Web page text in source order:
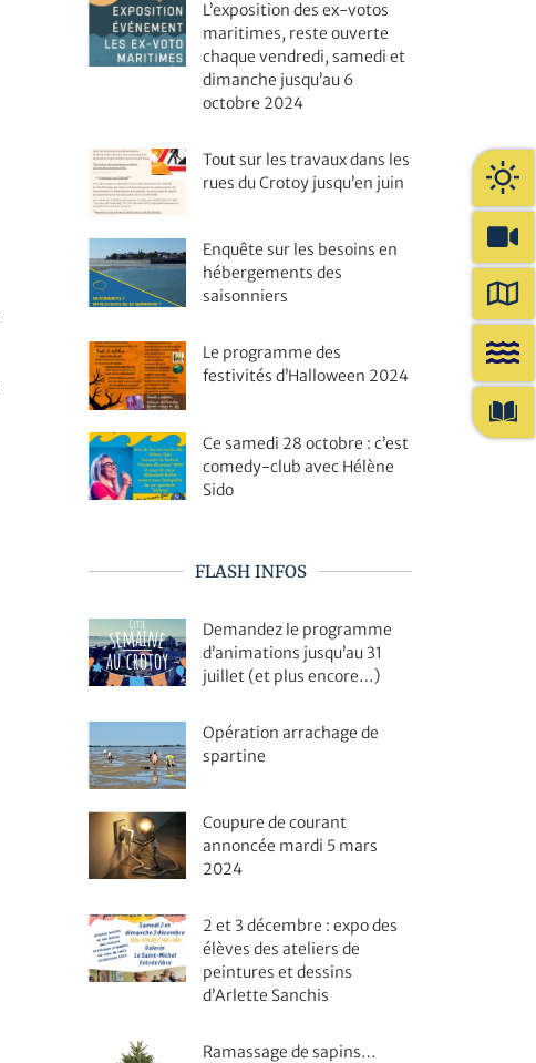
L’exposition des ex-votos
maritimes, reste ouverte
chaque vendredi, samedi et
dimanche jusqu’au 6
octobre 2024
Tout sur les travaux dans les
rues du Crotoy jusqu’en juin
Enquête sur les besoins en
hébergements des
saisonniers
Le programme des
festivités d’Halloween 2024
Ce samedi 28 octobre : c’est
comedy-club avec Hélène
Sido
FLASH INFOS
Demandez le programme
d’animations jusqu’au 31
juillet (et plus encore…)
Opération arrachage de
spartine
Coupure de courant
annoncée mardi 5 mars
2024
2 et 3 décembre : expo des
élèves des ateliers de
peintures et dessins
d’Arlette Sanchis
Ramassage de sapins…